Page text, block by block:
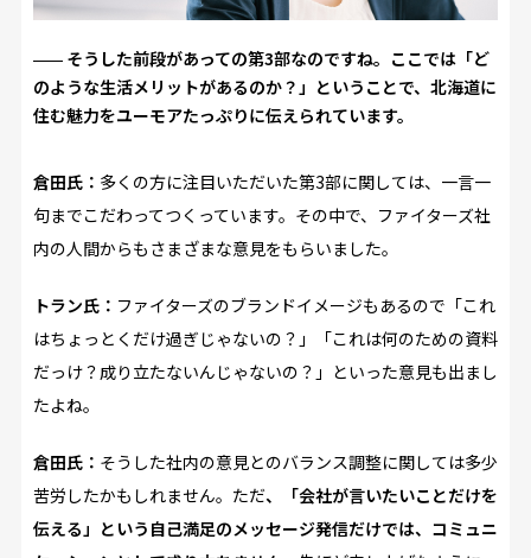
そうした前段があっての第3部なのですね。ここでは「ど
のような生活メリットがあるのか？」ということで、北海道に
住む魅力をユーモアたっぷりに伝えられています。
倉田氏： 多くの方に注目いただいた第3部に関しては、一言一
句までこだわってつくっています。その中で、ファイターズ社
内の人間からもさまざまな意見をもらいました。
トラン氏： ファイターズのブランドイメージもあるので「これ
はちょっとくだけ過ぎじゃないの？」「これは何のための資料
だっけ？成り立たないんじゃないの？」といった意見も出まし
たよね。
倉田氏： そうした社内の意見とのバランス調整に関しては多少
苦労したかもしれません。ただ、「会社が言いたいことだけを
伝える」という自己満足のメッセージ発信だけでは、コミュニ